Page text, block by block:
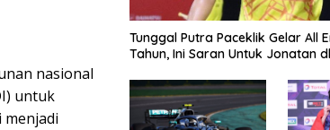
nasional
untuk
Tunggal Putra Paceklik Gelar All
Tahun, Ini Saran Untuk Jonatan